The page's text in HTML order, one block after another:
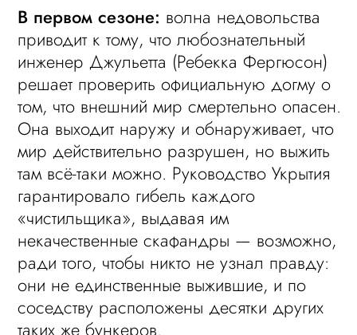
В первом сезоне: волна недовольства
приводит к тому, что любознательный
инженер Джульетта (Ребекка Фергюсон)
решает проверить официальную догму о
том, что внешний мир смертельно опасен.
Она выходит наружу и обнаруживает, что
мир действительно разрушен, но выжить
там всё-таки можно. Руководство Укрытия
гарантировало гибель каждого
«чистильщика», выдавая им
некачественные скафандры — возможно,
ради того, чтобы никто не узнал правду:
они не единственные выжившие, и по
соседству расположены десятки других
таких же бункеров.